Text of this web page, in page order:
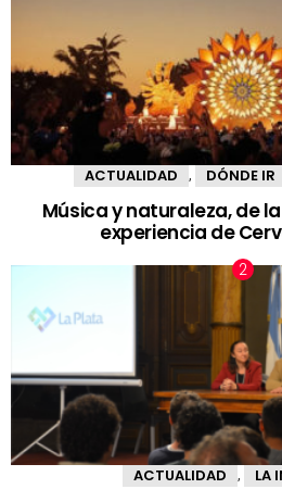
ACTUALIDAD DÓNDE IR
Música y naturaleza, de
experiencia de
ACTUALIDAD , LA